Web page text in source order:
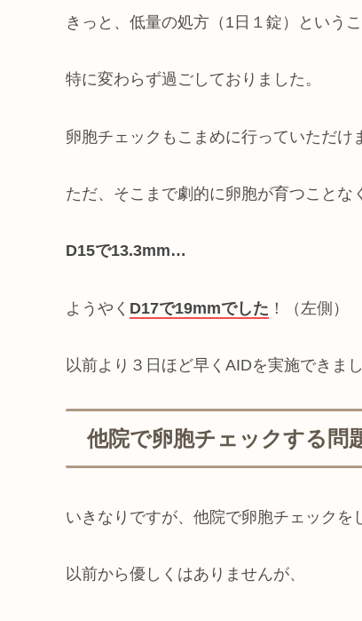
きっと、低量の処方（1日１錠）という
特に変わらず過ごしておりました。
卵胞チェックもこまめに行っていただけ
ただ、そこまで劇的に卵胞が育つことな
D15で13.3mm…
ようやく D17で19mmでした ！（左側）
以前より３日ほど早くAIDを実施できまし
他院で卵胞チェックする問
いきなりですが、他院で卵胞チェックを
以前から優しくはありませんが、